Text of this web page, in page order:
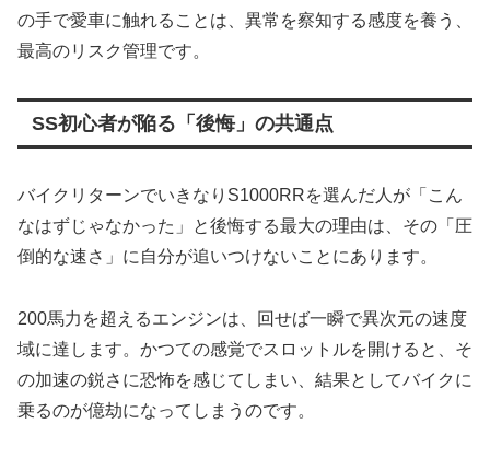
の手で愛車に触れることは、異常を察知する感度を養う、
最高のリスク管理です。
SS初心者が陥る「後悔」の共通点
バイクリターンでいきなりS1000RRを選んだ人が「こん
なはずじゃなかった」と後悔する最大の理由は、その「圧
倒的な速さ」に自分が追いつけないことにあります。
200馬力を超えるエンジンは、回せば一瞬で異次元の速度
域に達します。かつての感覚でスロットルを開けると、そ
の加速の鋭さに恐怖を感じてしまい、結果としてバイクに
乗るのが億劫になってしまうのです。